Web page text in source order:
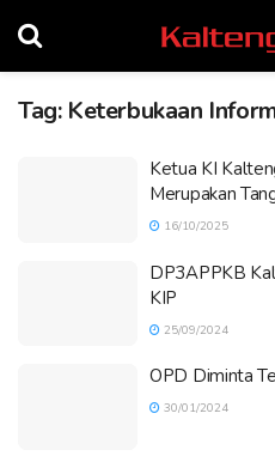
Tag: Keterbukaan
Ketua KI
Merupakan
16/10/2025
DP3APPKB
KIP
25/09/2024
OPD Diminta
30/01/2024